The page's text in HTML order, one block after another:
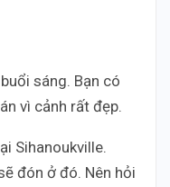
sáng. Bạn có
vì cảnh rất đẹp.
Sihanoukville.
đón ở đó. Nên hỏi